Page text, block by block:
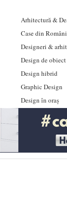
Arhitectură &
Case din
Designeri &
Design de obiect
Design hibrid
Graphic Design
Design în oraș